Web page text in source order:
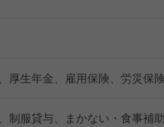
厚生年金、雇用保険、労災保険
制服貸与、まかない・食事補